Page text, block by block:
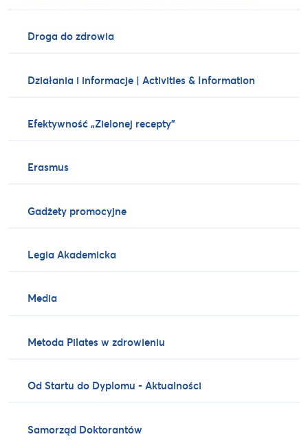
Droga do zdrowia
Działania i informacje | Activities & Information
Efektywność „Zielonej recepty”
Erasmus
Gadżety promocyjne
Legia Akademicka
Media
Metoda Pilates w zdrowieniu
Od Startu do Dyplomu - Aktualności
Samorząd Doktorantów